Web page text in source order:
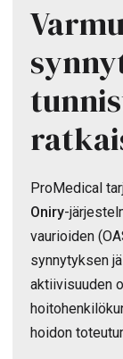
ProMedical
Oniry-
vaurioiden
synnytyksen
aktiivisuuden
hoidon